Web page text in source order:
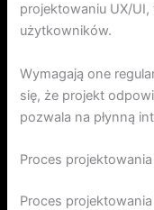
projektowaniu UX/
użytkowników.
Wymagają one
się, że projekt
pozwala na płynną
Proces
Proces